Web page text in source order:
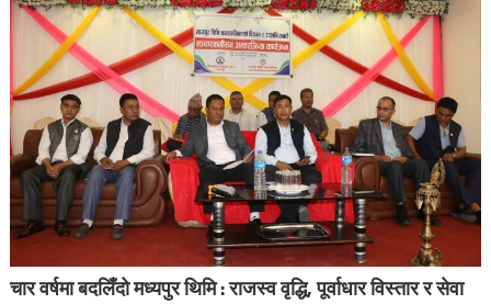
चार वर्षमा बदलिँदो मध्यपुर थिमि : राजस्व वृद्धि, पूर्वाधार विस्तार र सेवा